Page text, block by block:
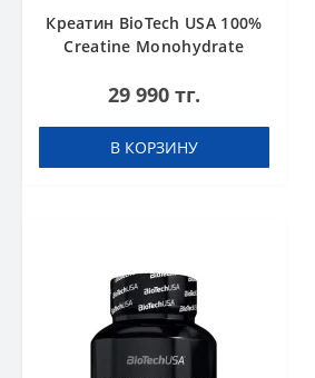
Креатин BioTech USA 100%
Creatine Monohydrate
29 990 тг.
В КОРЗИНУ